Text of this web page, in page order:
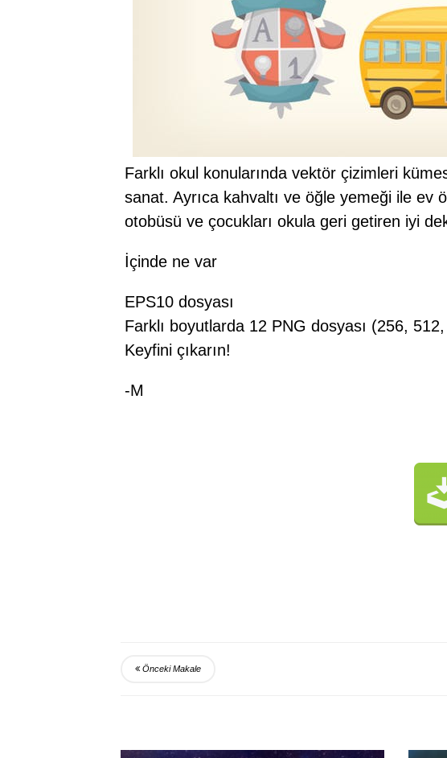
Farklı okul konularında vektör çizimleri
sanat. Ayrıca kahvaltı ve öğle yemeği ile ev
otobüsü ve çocukları okula geri getiren iyi
İçinde ne var
EPS10 dosyası
Farklı boyutlarda 12 PNG dosyası (256,
Keyfini çıkarın!
-M
Önceki Makale